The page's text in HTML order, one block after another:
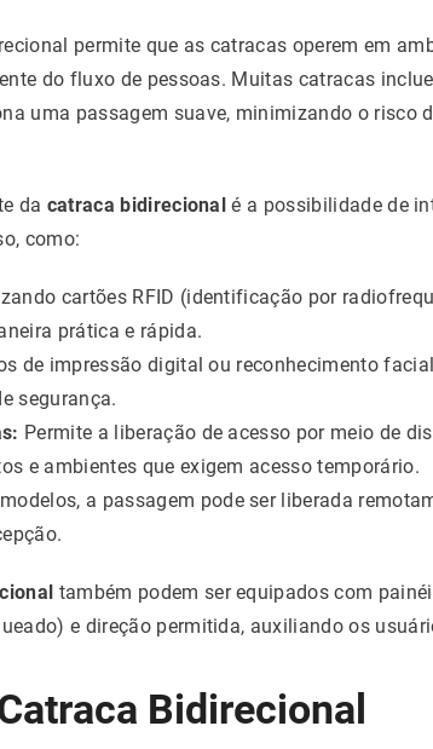
permite que as catracas operem em
do fluxo de pessoas. Muitas catracas
uma passagem suave, minimizando o risco
da catraca bidirecional é a possibilidade de
como:
cartões RFID (identificação por
prática e rápida.
de impressão digital ou reconhecimento
segurança.
Permite a liberação de acesso por meio de
e ambientes que exigem acesso temporário.
a passagem pode ser liberada
também podem ser equipados com
e direção permitida, auxiliando os
Bidirecional